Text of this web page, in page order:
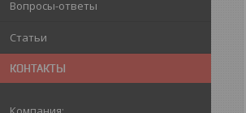
Вопросы-ответы
Статьи
КОНТАКТЫ